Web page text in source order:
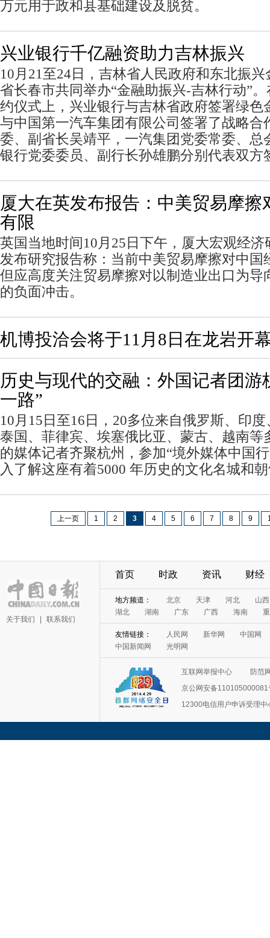
万元用于政和县基础建设及脱贫。
兴业银行千亿融资助力吉林振兴
10月21至24日，吉林省人民政府和东北振
省长春市共同举办“金融助振兴-吉林行动”
约仪式上，兴业银行与吉林省政府签署绿色
与中国第一汽车集团有限公司签署了战略合
委、副省长吴靖平，一汽集团党委常委、总
银行党委委员、副行长孙雄鹏分别代表双方
厦大在英发布报告：中美贸易摩擦
有限
英国当地时间10月25日下午，厦大宏观经
发布研究报告称：当前中美贸易摩擦对中国
但应高度关注贸易摩擦对以制造业出口为导
的负面冲击。
机博投洽会将于11月8日在龙岩开
历史与现代的交融：外国记者团游
一路”
10月15日至16日，20多位来自俄罗斯、印
泰国、菲律宾、埃塞俄比亚、蒙古、越南等
的媒体记者齐聚杭州，参加“境外媒体中国
入了解这座有着5000 年历史的文化名城和
上一页 1 2 3 4 5 6 7 8 9
关于我们 联系我们
首页 时政 资讯 财经
互联网举报中心
防范
京公网安备110105000081
12300电信用户申诉受理中